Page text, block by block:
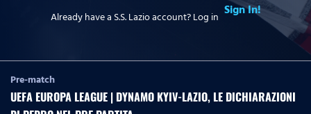
Already have a S.S. Lazio account? Log in Sign In!
Pre-match
UEFA EUROPA LEAGUE | DYNAMO KYIV-LAZIO, LE DICHIARAZIONI